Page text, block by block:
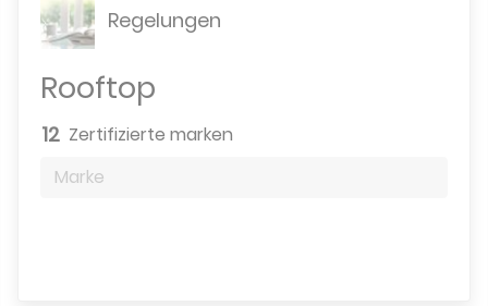
Regelungen
Rooftop
12 Zertifizierte marken
Marke